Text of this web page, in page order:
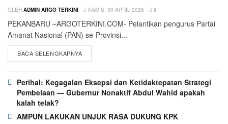
OLEH ADMIN ARGO TERKINI KAMIS, 30 APRIL 2026 0
PEKANBARU –ARGOTERKINI.COM- Pelantikan pengurus Partai
Amanat Nasional (PAN) se-Provinsi...
BACA SELENGKAPNYA
Perihal: Kegagalan Eksepsi dan Ketidaktepatan Strategi
Pembelaan — Gubernur Nonaktif Abdul Wahid apakah
kalah telak?
AMPUN LAKUKAN UNJUK RASA DUKUNG KPK